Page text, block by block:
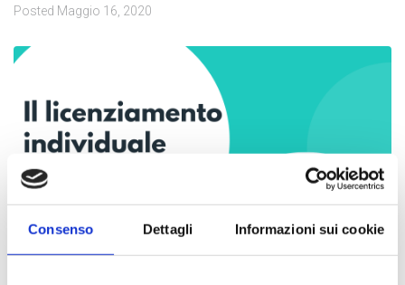
Consenso Dettagli Informazioni sui cookie
Posted Maggio 16, 2020